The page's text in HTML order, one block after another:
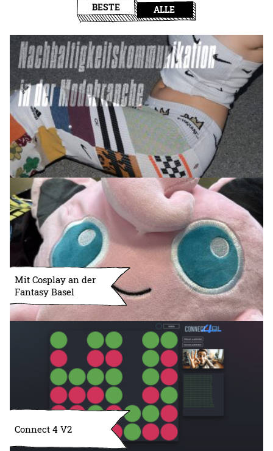
BESTE ALLE
Mit Cosplay an der
Fantasy Basel
Connect 4 V2